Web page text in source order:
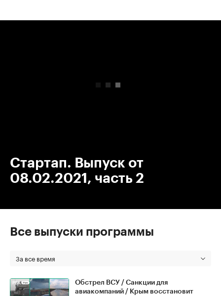
Стартап. Выпуск от
08.02.2021, часть 2
Все выпуски программы
За все время
Обстрел ВСУ / Санкции для
авиакомпаний / Крым восстановит